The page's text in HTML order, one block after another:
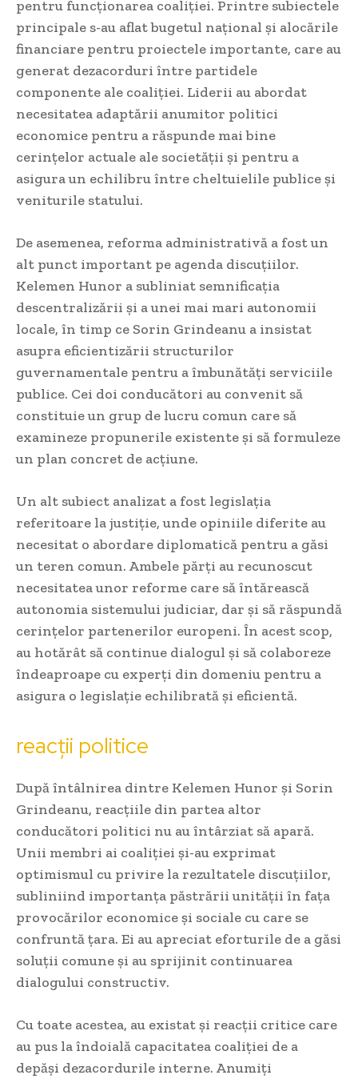
pentru funcționarea coaliției. Printre subiectele
principale s-au aflat bugetul național și alocările
financiare pentru proiectele importante, care au
generat dezacorduri între partidele
componente ale coaliției. Liderii au abordat
necesitatea adaptării anumitor politici
economice pentru a răspunde mai bine
cerințelor actuale ale societății și pentru a
asigura un echilibru între cheltuielile publice și
veniturile statului.
De asemenea, reforma administrativă a fost un
alt punct important pe agenda discuțiilor.
Kelemen Hunor a subliniat semnificația
descentralizării și a unei mai mari autonomii
locale, în timp ce Sorin Grindeanu a insistat
asupra eficientizării structurilor
guvernamentale pentru a îmbunătăți serviciile
publice. Cei doi conducători au convenit să
constituie un grup de lucru comun care să
examineze propunerile existente și să formuleze
un plan concret de acțiune.
Un alt subiect analizat a fost legislația
referitoare la justiție, unde opiniile diferite au
necesitat o abordare diplomatică pentru a găsi
un teren comun. Ambele părți au recunoscut
necesitatea unor reforme care să întărească
autonomia sistemului judiciar, dar și să răspundă
cerințelor partenerilor europeni. În acest scop,
au hotărât să continue dialogul și să colaboreze
îndeaproape cu experți din domeniu pentru a
asigura o legislație echilibrată și eficientă.
reacții politice
După întâlnirea dintre Kelemen Hunor și Sorin
Grindeanu, reacțiile din partea altor
conducători politici nu au întârziat să apară.
Unii membri ai coaliției și-au exprimat
optimismul cu privire la rezultatele discuțiilor,
subliniind importanța păstrării unității în fața
provocărilor economice și sociale cu care se
confruntă țara. Ei au apreciat eforturile de a găsi
soluții comune și au sprijinit continuarea
dialogului constructiv.
Cu toate acestea, au existat și reacții critice care
au pus la îndoială capacitatea coaliției de a
depăși dezacordurile interne. Anumiți